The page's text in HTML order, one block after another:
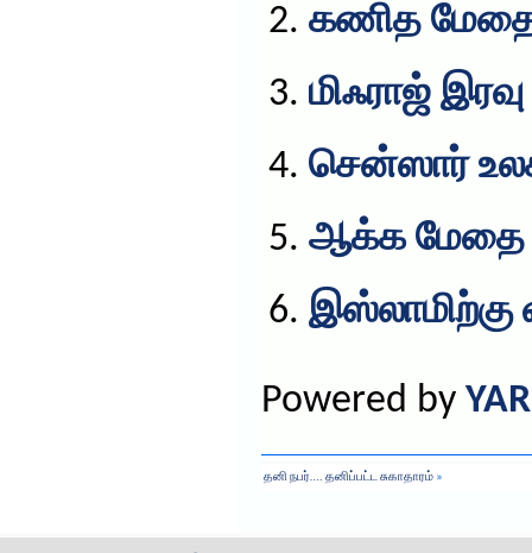
கணித
மிஃராஜ் இரவு
சென்ஸார்
ஆக்க மேதை
இஸ்லாமிற்கு
Powered by
தனி நபர்…. தனிப்பட்ட சுகாதாரம் »